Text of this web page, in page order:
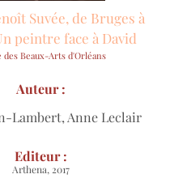
Suvée, de Bruges à
peintre face à David
des Beaux-Arts d'Orléans
Lambert, Anne Leclair
Auteur :
Arthena, 2017
Editeur :